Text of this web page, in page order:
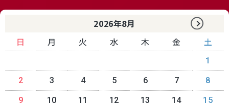
receipt_long contact_support
2026年8月
日
月 火 水 木 金 土
1
2 3 4 5 6 7 8
9 10 11 12 13 14 15